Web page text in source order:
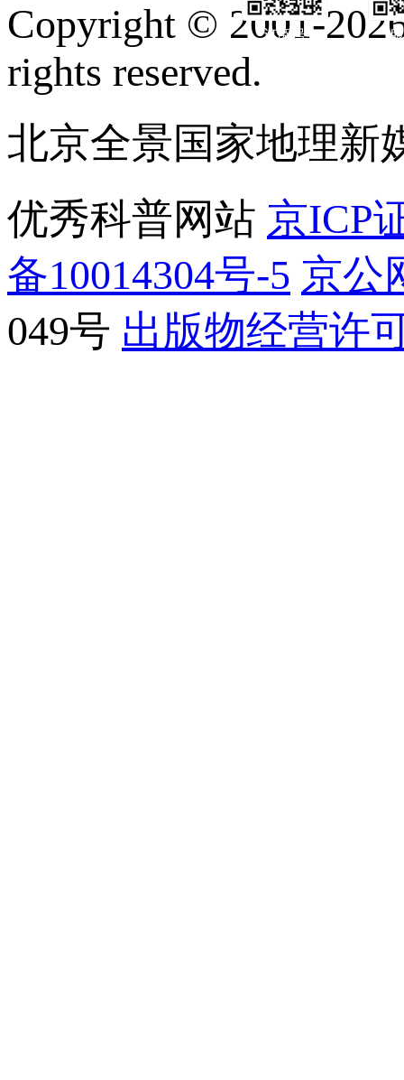
订阅号
Copyright © 2001-
rights reserved.
北京全景国家地理新
优秀科普网站 京ICP
备10014304号-5 京公
049号 出版物经营许